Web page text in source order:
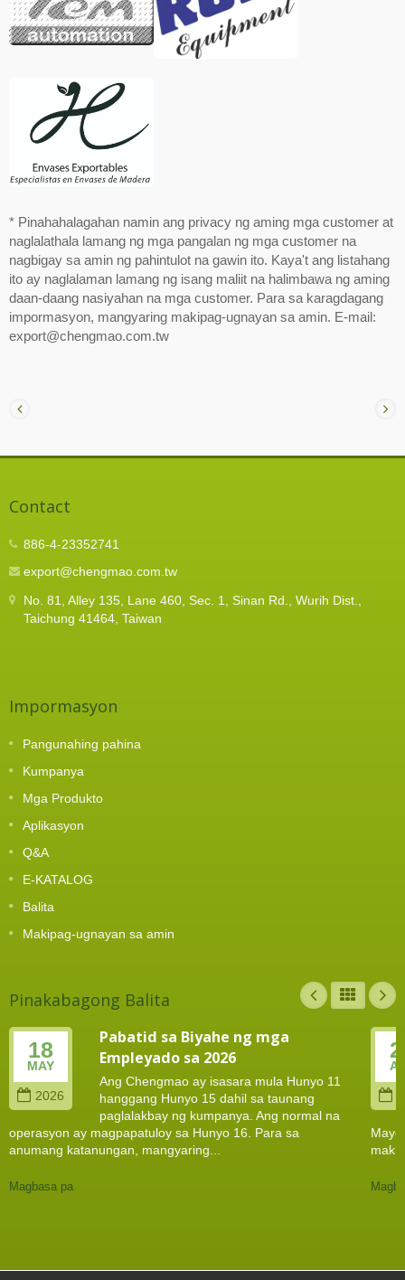
* Pinahahalagahan namin ang privacy ng aming mga customer at
naglalathala lamang ng mga pangalan ng mga customer na
nagbigay sa amin ng pahintulot na gawin ito. Kaya't ang listahang
ito ay naglalaman lamang ng isang maliit na halimbawa ng aming
daan-daang nasiyahan na mga customer. Para sa karagdagang
impormasyon, mangyaring makipag-ugnayan sa amin. E-mail:
export@chengmao.com.tw
Contact
886-4-23352741
export@chengmao.com.tw
No. 81, Alley 135, Lane 460, Sec. 1, Sinan Rd., Wurih Dist.,
Taichung 41464, Taiwan
Impormasyon
Pangunahing pahina
Kumpanya
Mga Produkto
Aplikasyon
Q&A
E-KATALOG
Balita
Makipag-ugnayan sa amin
Pinakabagong Balita
18
MAY
2026
Pabatid sa Biyahe ng mga
Empleyado sa 2026
Ang Chengmao ay isasara mula Hunyo 11
hanggang Hunyo 15 dahil sa taunang
paglalakbay ng kumpanya. Ang normal na
operasyon ay magpapatuloy sa Hunyo 16. Para sa
anumang katanungan, mangyaring...
Magbasa pa